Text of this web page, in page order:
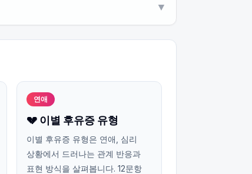
▼
연애
💔 이별 후유증 유형
이별 후유증 유형은 연애, 심리
상황에서 드러나는 관계 반응과
표현 방식을 살펴봅니다. 12문항